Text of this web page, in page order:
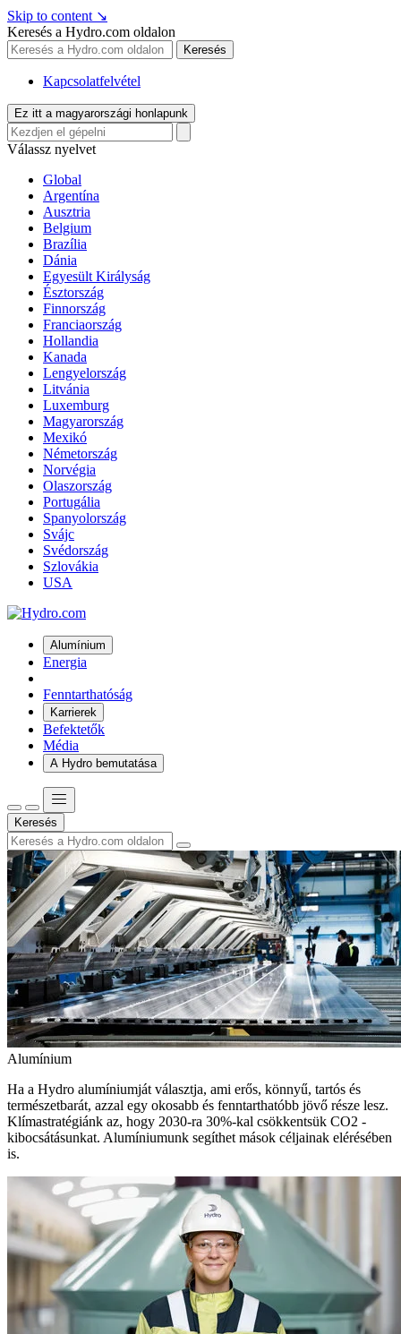
Skip to content ↘
Keresés a Hydro.com oldalon
Keresés
Kapcsolatfelvétel
Ez itt a magyarországi honlapunk
Válassz nyelvet
Global
Argentína
Ausztria
Belgium
Brazília
Dánia
Egyesült Királyság
Észtország
Finnország
Franciaország
Hollandia
Kanada
Lengyelország
Litvánia
Luxemburg
Magyarország
Mexikó
Németország
Norvégia
Olaszország
Portugália
Spanyolország
Svájc
Svédország
Szlovákia
USA
Alumínium
Energia
Fenntarthatóság
Karrierek
Befektetők
Média
A Hydro bemutatása
Keresés
Alumínium
Ha a Hydro alumíniumját választja, ami erős, könnyű, tartós és
természetbarát, azzal egy okosabb és fenntarthatóbb jövő része lesz.
Klímastratégiánk az, hogy 2030-ra 30%-kal csökkentsük CO2 -
kibocsátásunkat. Alumíniumunk segíthet mások céljainak elérésében
is.